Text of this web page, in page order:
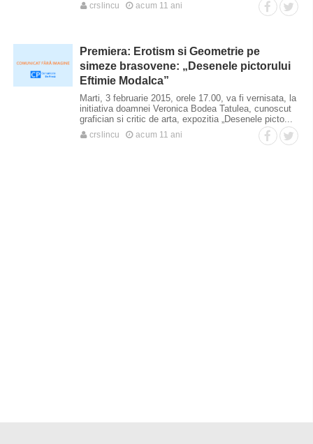
crslincu acum 11 ani
Premiera: Erotism si Geometrie pe
simeze brasovene: „Desenele pictorului
Eftimie Modalca”
Marti, 3 februarie 2015, orele 17.00, va fi vernisata, la
initiativa doamnei Veronica Bodea Tatulea, cunoscut
grafician si critic de arta, expozitia „Desenele picto...
crslincu acum 11 ani